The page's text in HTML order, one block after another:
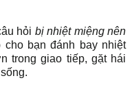
hỏi bị nhiệt miệng nên
bạn đánh bay nhiệt
trong giao tiếp, gặt hái